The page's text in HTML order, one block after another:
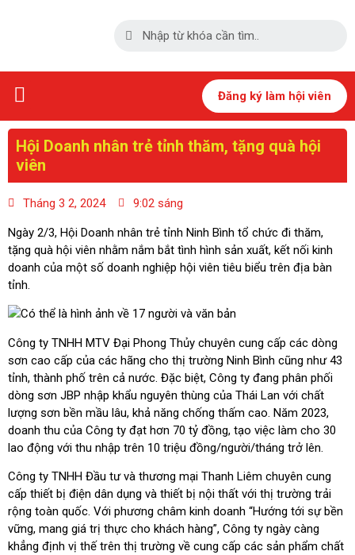
Đăng ký làm hội viên
Hội Doanh nhân trẻ tỉnh thăm, tặng quà hội
viên
Tháng 3 2, 2024 9:02 sáng
Ngày 2/3, Hội Doanh nhân trẻ tỉnh Ninh Bình tổ chức đi thăm,
tặng quà hội viên nhằm nắm bắt tình hình sản xuất, kết nối kinh
doanh của một số doanh nghiệp hội viên tiêu biểu trên địa bàn
tỉnh.
Công ty TNHH MTV Đại Phong Thủy chuyên cung cấp các dòng
sơn cao cấp của các hãng cho thị trường Ninh Bình cũng như 43
tỉnh, thành phố trên cả nước. Đặc biệt, Công ty đang phân phối
dòng sơn JBP nhập khẩu nguyên thùng của Thái Lan với chất
lượng sơn bền mầu lâu, khả năng chống thấm cao. Năm 2023,
doanh thu của Công ty đạt hơn 70 tỷ đồng, tạo việc làm cho 30
lao động với thu nhập trên 10 triệu đồng/người/tháng trở lên.
Công ty TNHH Đầu tư và thương mại Thanh Liêm chuyên cung
cấp thiết bị điện dân dụng và thiết bị nội thất với thị trường trải
rộng toàn quốc. Với phương châm kinh doanh “Hướng tới sự bền
vững, mang giá trị thực cho khách hàng”, Công ty ngày càng
khẳng định vị thế trên thị trường về cung cấp các sản phẩm chất